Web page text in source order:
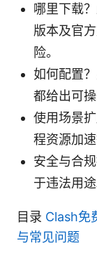
哪里下载
版本及官
险。
如何配置
都给出可操
使用场景
程资源加速
安全与合
于违法用途
目录 Clash免
与常见问题